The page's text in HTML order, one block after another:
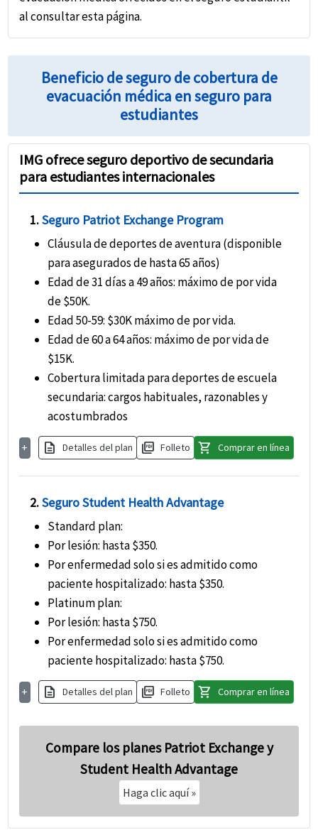
repatriación de tus restos mortales.
al consultar esta página.
Beneficio de seguro de cobertura de
evacuación médica en seguro para
estudiantes
IMG ofrece seguro deportivo de secundaria
para estudiantes internacionales
1.Seguro Patriot Exchange Program
Cláusula de deportes de aventura (disponible
para asegurados de hasta 65 años)
Edad de 31 días a 49 años: máximo de por vida
de $50K.
Edad 50-59: $30K máximo de por vida.
Edad de 60 a 64 años: máximo de por vida de
$15K.
Cobertura limitada para deportes de escuela
secundaria: cargos habituales, razonables y
acostumbrados
+ description Detalles del plan picture_as_pdf Folleto shopping_cart Comprar en línea
2.Seguro Student Health Advantage
Standard plan:
Por lesión: hasta $350.
Por enfermedad solo si es admitido como
paciente hospitalizado: hasta $350.
Platinum plan:
Por lesión: hasta $750.
Por enfermedad solo si es admitido como
paciente hospitalizado: hasta $750.
+ description Detalles del plan picture_as_pdf Folleto shopping_cart Comprar en línea
Compare los planes Patriot Exchange y
Student Health Advantage
Haga clic aquí»